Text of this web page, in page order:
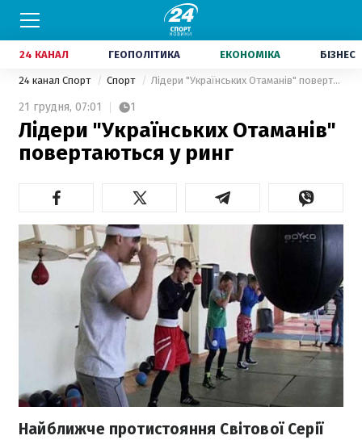
24 КАНАЛ ГЕОПОЛІТИКА ЕКОНОМІКА БІЗНЕС
24 канал Спорт Спорт Лідери "Українських Отаманів" повертаються у ринг
21 грудня, 07:01 1
Лідери "Українських Отаманів"
повертаються у ринг
Найближче протистояння Світової Серії